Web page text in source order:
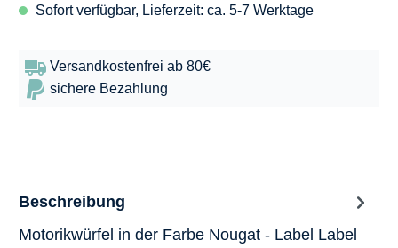
Sofort verfügbar, Lieferzeit: ca. 5-7 Werktage
Versandkostenfrei ab 80€
sichere Bezahlung
Beschreibung
Motorikwürfel in der Farbe Nougat - Label Label